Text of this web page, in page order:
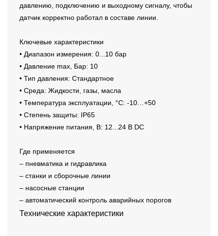
давлению, подключению и выходному сигналу, чтобы
датчик корректно работал в составе линии.
Ключевые характеристики
• Диапазон измерения: 0...10 бар
• Давление max, Бар: 10
• Тип давления: Стандартное
• Среда: Жидкости, газы, масла
• Температура эксплуатации, °C: -10…+50
• Степень защиты: IP65
• Напряжение питания, В: 12...24 В DC
Где применяется
– пневматика и гидравлика
– станки и сборочные линии
– насосные станции
– автоматический контроль аварийных порогов
Технические характеристики